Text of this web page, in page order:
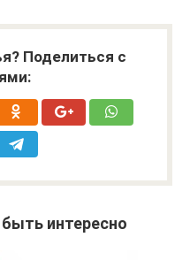
Поделиться с
интересно